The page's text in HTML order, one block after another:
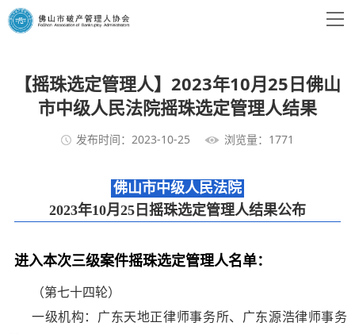
【摇珠选定管理人】2023年10月25日佛山
市中级人民法院摇珠选定管理人结果
发布时间：2023-10-25 浏览量：1771
佛山市中级人民法院
2023年10月25日摇珠选定管理人结果公布
进入本次三级案件摇珠选定管理人名单：
（第七十四轮）
一级机构：广东天地正律师事务所、广东源浩律师事务